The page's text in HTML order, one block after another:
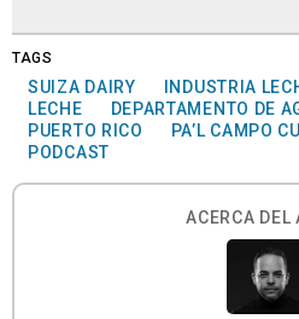
TAGS
SUIZA DAIRY INDUSTRIA
LECHE
DEPARTAMENTO DE
PUERTO RICO
PA’L CAMPO
PODCAST
ACERCA DEL